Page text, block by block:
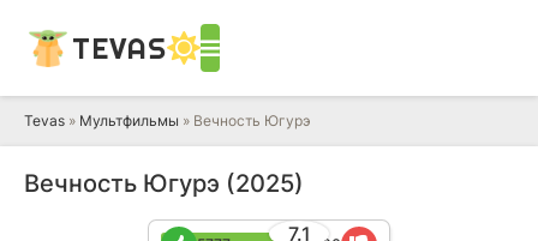
TEVAS
Tevas » Мультфильмы » Вечность Югурэ
Вечность Югурэ (2025)
7.1